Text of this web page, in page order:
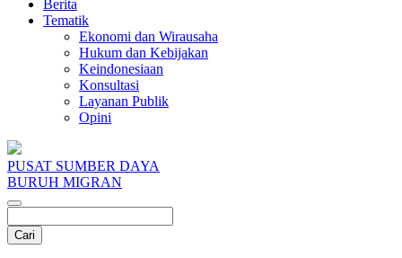
Berita
Tematik
Ekonomi dan Wirausaha
Hukum dan Kebijakan
Keindonesiaan
Konsultasi
Layanan Publik
Opini
PUSAT SUMBER DAYA
BURUH MIGRAN